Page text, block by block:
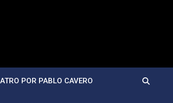
POR PABLO CAVERO